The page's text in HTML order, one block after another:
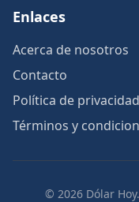
Enlaces
Acerca de nosotros
Contacto
Política de privacidad
Términos y
© 2026 Dólar